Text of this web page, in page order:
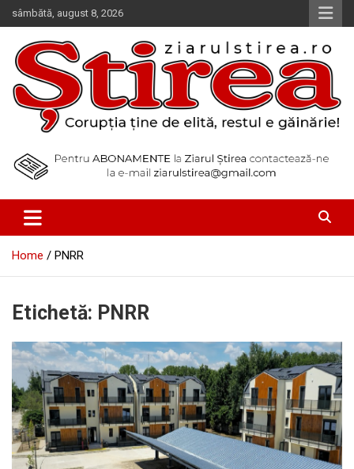
Skip
to
content
sâmbătă, august 8, 2026
Ziarul Știrea
Home PNRR
Etichetă: PNRR